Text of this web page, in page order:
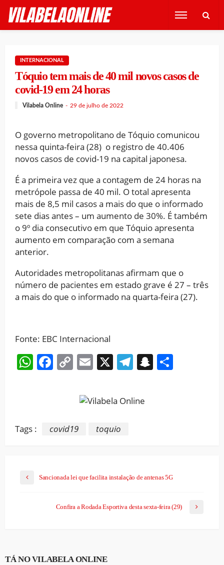
INTERNACIONAL
Tóquio tem mais de 40 mil novos casos de
covid-19 em 24 horas
Vilabela Online 29 de julho de 2022
O governo metropolitano de Tóquio comunicou
nessa quinta-feira (28) o registro de 40.406
novos casos de covid-19 na capital japonesa.
É a primeira vez que a contagem de 24 horas na
metrópole passa de 40 mil. O total apresenta
mais de 8,5 mil casos a mais do que o informado
sete dias antes – um aumento de 30%. É também
o 9º dia consecutivo em que Tóquio apresenta
aumento em comparação com a semana
anterior.
Autoridades metropolitanas afirmam que o
número de pacientes em estado grave é 27 – três
a mais do que o informado na quarta-feira (27).
Fonte: EBC Internacional
WhatsApp
Facebook
CopyEmail
X Telegram
Snapchat
Tags : covid19 toquio
Sancionada lei que facilita instalação de antenas 5G
Confira a Rodada Esportiva desta sexta-feira (29)
TÁ NO VILABELA ONLINE